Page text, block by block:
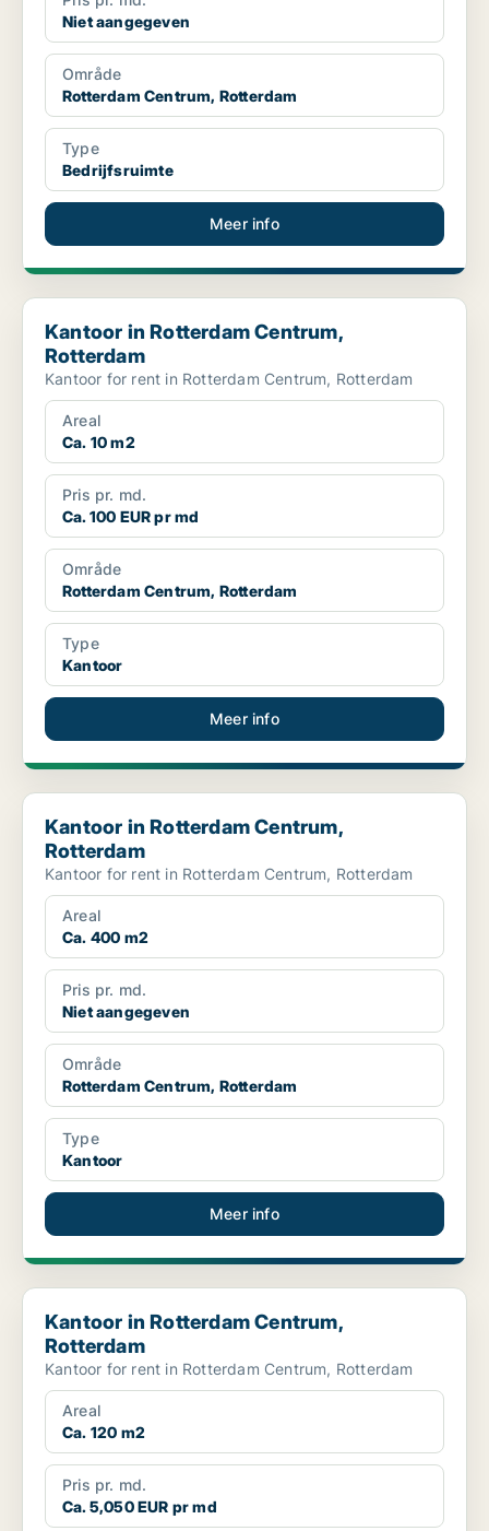
Niet aangegeven
Område
Rotterdam Centrum, Rotterdam
Type
Bedrijfsruimte
Meer info
Kantoor in Rotterdam Centrum, Rotterdam
Kantoor in Rotterdam Centrum,
Rotterdam
Kantoor for rent in Rotterdam Centrum, Rotterdam
Areal
Ca. 10 m2
Pris pr. md.
Ca. 100 EUR pr md
Område
Rotterdam Centrum, Rotterdam
Type
Kantoor
Meer info
Kantoor in Rotterdam Centrum, Rotterdam
Kantoor in Rotterdam Centrum,
Rotterdam
Kantoor for rent in Rotterdam Centrum, Rotterdam
Areal
Ca. 400 m2
Pris pr. md.
Niet aangegeven
Område
Rotterdam Centrum, Rotterdam
Type
Kantoor
Meer info
Kantoor in Rotterdam Centrum, Rotterdam
Kantoor in Rotterdam Centrum,
Rotterdam
Kantoor for rent in Rotterdam Centrum, Rotterdam
Areal
Ca. 120 m2
Pris pr. md.
Ca. 5,050 EUR pr md